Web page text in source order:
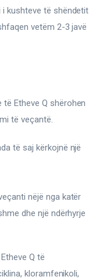
kushteve të shëndetit
vetëm 2-3 javë
Etheve Q shërohen
të veçantë.
të saj kërkojnë një
nëjë nga katër
dhe një ndërhyrje
Q të
kloramfenikoli,